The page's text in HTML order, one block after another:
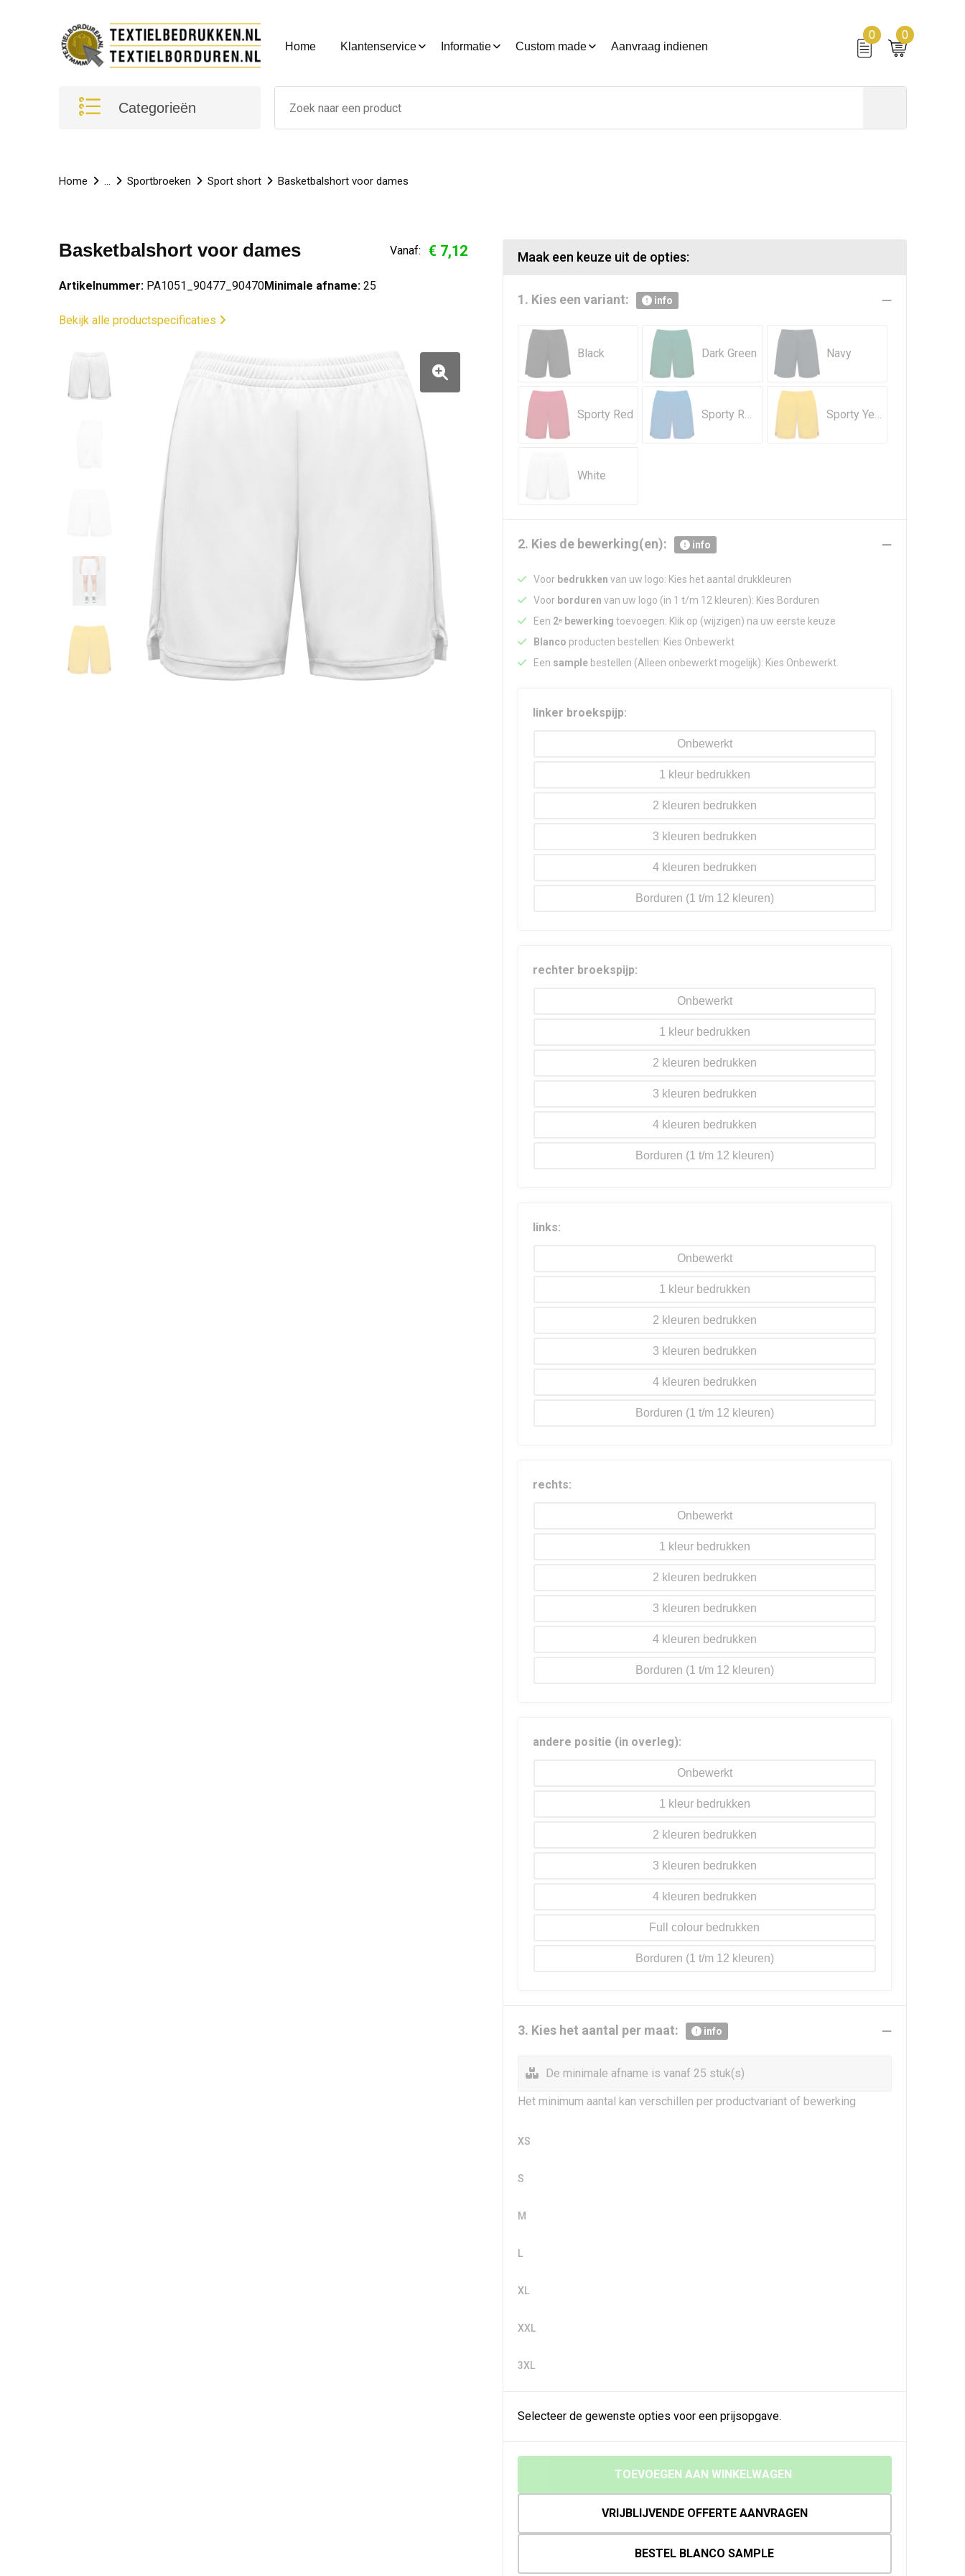
Home Klantenservice Informatie Custom made Aanvraag indienen
0
0
Categorieën
Home ... Sportbroeken Sport short Basketbalshort voor dames
Basketbalshort voor dames Vanaf: € 7,12
Artikelnummer: PA1051_90477_90470Minimale afname:25
Bekijk alle productspecificaties
Maak een keuze uit de opties:
1. Kies een variant: info
Black Dark Green Navy
Sporty Red Sporty Royal Blue Sporty Yellow
White
2. Kies de bewerking(en): info
Voor bedrukken van uw logo: Kies het aantal drukkleuren
Voor borduren van uw logo (in 1 t/m 12 kleuren): Kies Borduren
Een 2ᵉ bewerking toevoegen: Klik op (wijzigen) na uw eerste keuze
Blanco producten bestellen: Kies Onbewerkt
Een samplebestellen (Alleen onbewerkt mogelijk): Kies Onbewerkt.
linker broekspijp:
Onbewerkt
1
2
3
4
Borduren
rechter broekspijp:
Onbewerkt
1
2
3
4
Borduren
links:
Onbewerkt
1
2
3
4
Borduren
rechts:
Onbewerkt
1
2
3
4
Borduren
andere positie (in overleg):
Onbewerkt
1
2
3
4
Borduren
Full colour
3. Kies het aantal per maat: info
De minimale afname is vanaf 25 stuk(s)
Het minimum aantal kan verschillen per productvariant of bewerking
XS
S
M
L
XL
XXL
3XL
Selecteer de gewenste opties voor een prijsopgave.
TOEVOEGEN AAN WINKELWAGEN
VRIJBLIJVENDE OFFERTE AANVRAGEN
BESTEL BLANCO SAMPLE